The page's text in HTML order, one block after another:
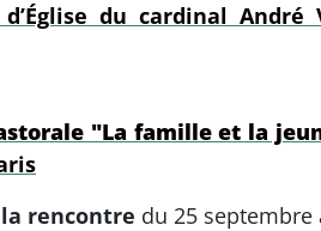
du cardinal
"La famille et la
rencontre du 25 septembre